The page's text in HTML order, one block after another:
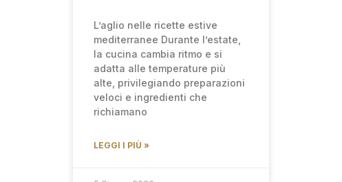
L’aglio nelle ricette estive
mediterranee Durante l’estate,
la cucina cambia ritmo e si
adatta alle temperature più
alte, privilegiando preparazioni
veloci e ingredienti che
richiamano
LEGGI I PIÙ »